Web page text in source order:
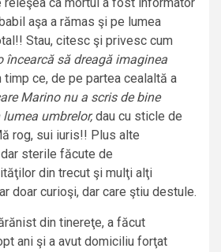
reieşea ca mortul a fost informator
aşa a rămas şi pe lumea
Stau, citesc şi privesc cum
încearcă să dreagă imaginea
ce, de pe partea cealaltă a
Marino nu a scris de bine
umbrelor,dau cu sticle de
rog, sui iuris!! Plus alte
sterile făcute de
din trecut şi mulţi alţi
doar curioşi, dar care ştiu destule.
din tinereţe, a făcut
ani şi a avut domiciliu forţat